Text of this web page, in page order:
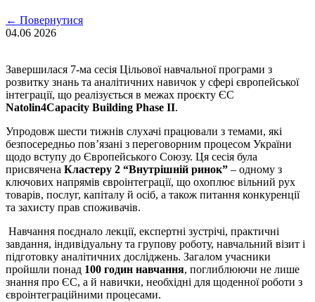
← Повернутися
04.06 2026
Завершилася 7-ма сесія Цільової навчальної програми з
розвитку знань та аналітичних навичок у сфері європейської
інтеграції, що реалізується в межах проєкту ЄС
Natolin4Capacity Building Phase II.
Упродовж шести тижнів слухачі працювали з темами, які
безпосередньо пов’язані з переговорним процесом України
щодо вступу до Європейського Союзу. Ця сесія була
присвячена Кластеру 2 “Внутрішній ринок” – одному з
ключових напрямів євроінтеграції, що охоплює вільний рух
товарів, послуг, капіталу й осіб, а також питання конкуренції
та захисту прав споживачів.
Навчання поєднало лекції, експертні зустрічі, практичні
завдання, індивідуальну та групову роботу, навчальний візит і
підготовку аналітичних досліджень. Загалом учасники
пройшли понад 100 годин навчання, поглиблюючи не лише
знання про ЄС, а й навички, необхідні для щоденної роботи з
євроінтеграційними процесами.